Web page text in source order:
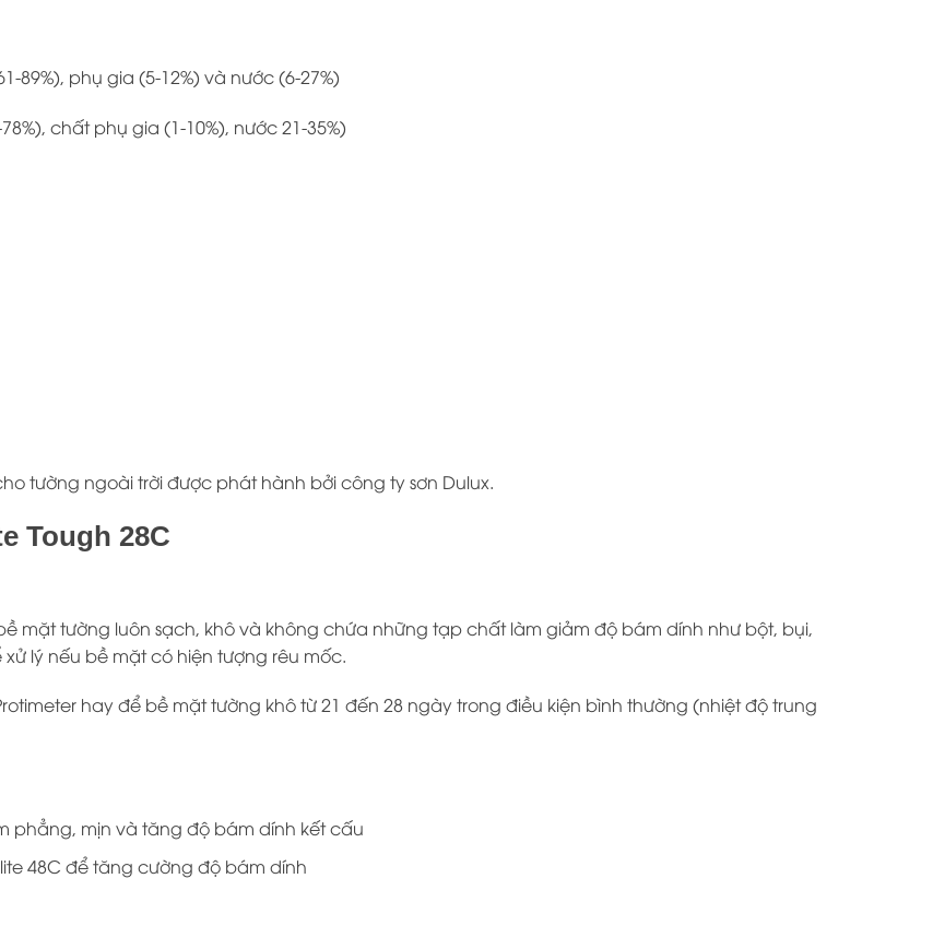
89%), phụ gia (5-12%) và nước (6-27%)
chất phụ gia (1-10%), nước 21-35%)
tường ngoài trời được phát hành bởi công ty sơn Dulux.
Tough 28C
mặt tường luôn sạch, khô và không chứa những tạp chất làm giảm độ bám dính như bột, bụi,
lý nếu bề mặt có hiện tượng rêu mốc.
hay để bề mặt tường khô từ 21 đến 28 ngày trong điều kiện bình thường (nhiệt độ trung
phẳng, mịn và tăng độ bám dính kết cấu
48C để tăng cường độ bám dính